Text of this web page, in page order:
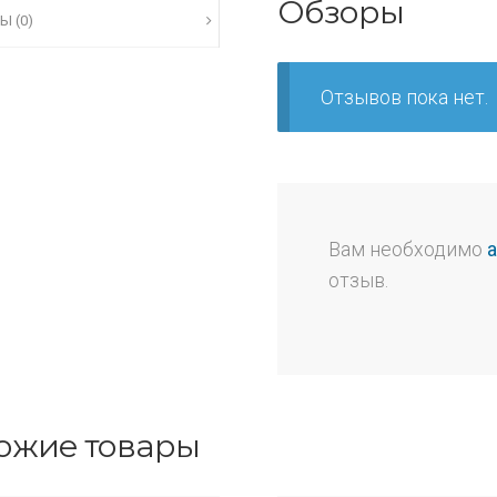
(0) Обзоры
Отзывов пока нет.
Вам необходимо
отзыв.
товары